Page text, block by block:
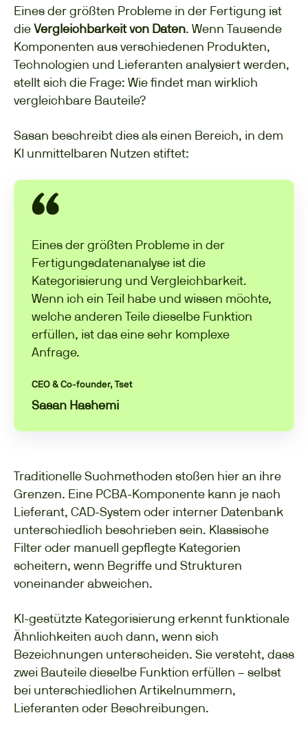
Eines der größten Probleme in der Fertigung ist
dieVergleichbarkeit von Daten. Wenn Tausende
Komponenten aus verschiedenen Produkten,
Technologien und Lieferanten analysiert werden,
stellt sich die Frage: Wie findet man wirklich
vergleichbare Bauteile?
Sasan beschreibt dies als einen Bereich, in dem
KI unmittelbaren Nutzen stiftet:
Eines der größten Probleme in der
Fertigungsdatenanalyse ist die
Kategorisierung und Vergleichbarkeit.
Wenn ich ein Teil habe und wissen möchte,
welche anderen Teile dieselbe Funktion
erfüllen, ist das eine sehr komplexe
Anfrage.
CEO & Co-founder, Tset
Sasan Hashemi
Traditionelle Suchmethoden stoßen hier an ihre
Grenzen. Eine PCBA-Komponente kann je nach
Lieferant, CAD-System oder interner Datenbank
unterschiedlich beschrieben sein. Klassische
Filter oder manuell gepflegte Kategorien
scheitern, wenn Begriffe und Strukturen
voneinander abweichen.
KI-gestützte Kategorisierung erkennt funktionale
Ähnlichkeiten auch dann, wenn sich
Bezeichnungen unterscheiden. Sie versteht, dass
zwei Bauteile dieselbe Funktion erfüllen – selbst
bei unterschiedlichen Artikelnummern,
Lieferanten oder Beschreibungen.